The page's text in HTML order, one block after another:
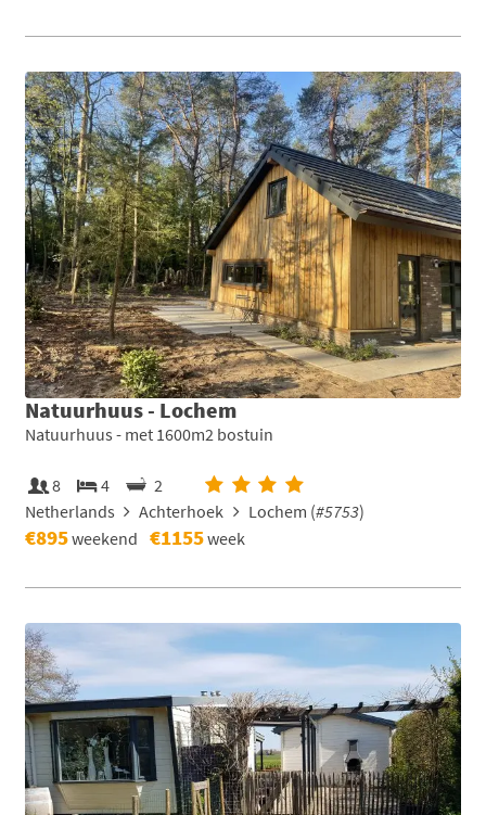
Natuurhuus - Lochem
Natuurhuus - met 1600m2 bostuin
8 4
2
Netherlands
Achterhoek Lochem (#5753)
€895weekend €1155week